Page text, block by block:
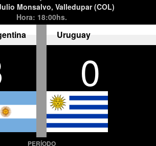
Monsalvo, Valledupar (COL)
Hora: 18:00hs.
Uruguay
0
PERÍODO